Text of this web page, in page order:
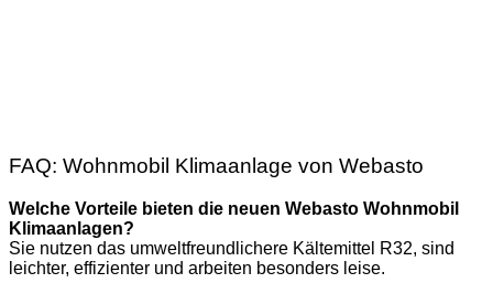
FAQ: Wohnmobil Klimaanlage von Webasto
Welche Vorteile bieten die neuen Webasto Wohnmobil
Klimaanlagen?
Sie nutzen das umweltfreundlichere Kältemittel R32, sind
leichter, effizienter und arbeiten besonders leise.